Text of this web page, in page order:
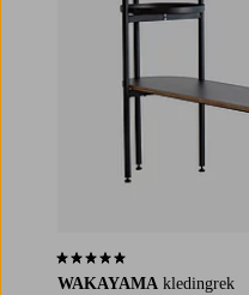
WAKAYAMA kledingrek
4,9 op basis van 9